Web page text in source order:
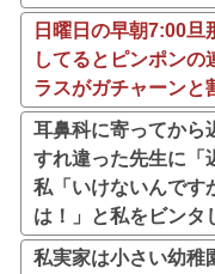
日曜日の早朝7:00旦
してるとピンポン
ラスがガチャーンと
耳鼻科に寄ってから
すれ違った先生に「
私「いけないんです
は！」と私をビンタ
私実家は小さい幼稚